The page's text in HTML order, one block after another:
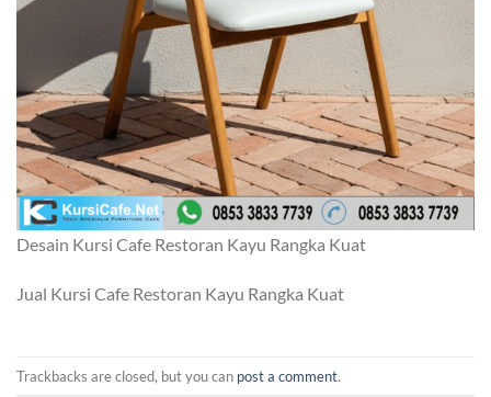
Desain Kursi Cafe Restoran Kayu Rangka Kuat
Jual Kursi Cafe Restoran Kayu Rangka Kuat
Trackbacks are closed, but you can post a comment.